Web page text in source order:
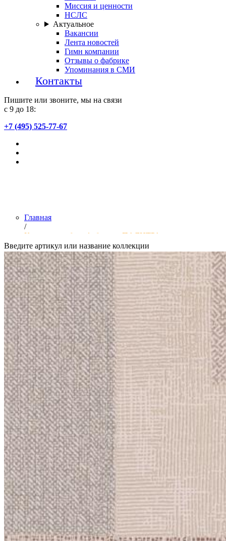
Миссия и ценности
НСЛС
Актуальное
Вакансии
Лента новостей
Гимн компании
Отзывы о фабрике
Упоминания в СМИ
Контакты
Пишите или звоните, мы на связи
с 9 до 18:
+7 (495) 525-77-67
Главная
/
Коллекции обоев фабрики «ПАЛИТРА»
Введите артикул или название коллекции